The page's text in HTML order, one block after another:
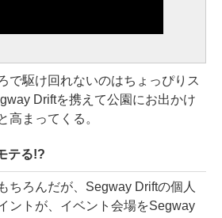
で駆け回れないのはちょっぴりス
Driftを携えて公園にお出かけ
高まってくる。
テる!?
ちろんだが、Segway Driftの個人
ントが、イベント会場をSegway